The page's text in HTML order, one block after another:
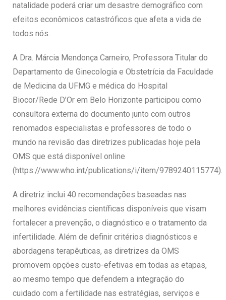
natalidade poderá criar um desastre demográfico com
efeitos econômicos catastróficos que afeta a vida de
todos nós.
A Dra. Márcia Mendonça Carneiro, Professora Titular do
Departamento de Ginecologia e Obstetrícia da Faculdade
de Medicina da UFMG e médica do Hospital
Biocor/Rede D’Or em Belo Horizonte participou como
consultora externa do documento junto com outros
renomados especialistas e professores de todo o
mundo na revisão das diretrizes publicadas hoje pela
OMS que está disponível online
(https://www.who.int/publications/i/item/9789240115774).
A diretriz inclui 40 recomendações baseadas nas
melhores evidências científicas disponíveis que visam
fortalecer a prevenção, o diagnóstico e o tratamento da
infertilidade. Além de definir critérios diagnósticos e
abordagens terapêuticas, as diretrizes da OMS
promovem opções custo-efetivas em todas as etapas,
ao mesmo tempo que defendem a integração do
cuidado com a fertilidade nas estratégias, serviços e